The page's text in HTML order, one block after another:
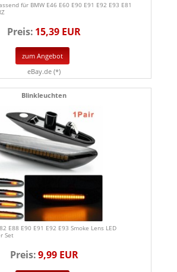
für BMW E46 E60 E90 E91 E92 E93 E81
Preis: 15,39 EUR
zum Angebot
eBay.de (*)
Blinkleuchten
E88 E90 E91 E92 E93 Smoke Lens LED
Set
Preis:9,99 EUR